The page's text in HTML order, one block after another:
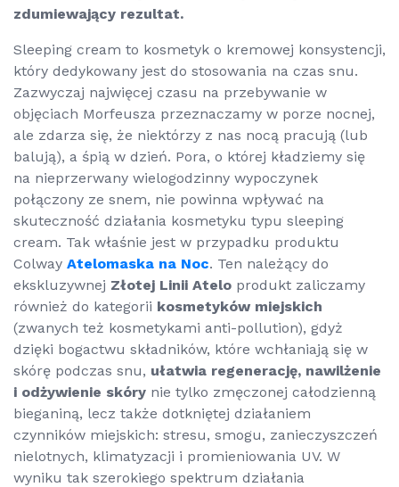
zdumiewający rezultat.
Sleeping cream to kosmetyk o kremowej konsystencji,
który dedykowany jest do stosowania na czas snu.
Zazwyczaj najwięcej czasu na przebywanie w
objęciach Morfeusza przeznaczamy w porze nocnej,
ale zdarza się, że niektórzy z nas nocą pracują (lub
balują), a śpią w dzień. Pora, o której kładziemy się
na nieprzerwany wielogodzinny wypoczynek
połączony ze snem, nie powinna wpływać na
skuteczność działania kosmetyku typu sleeping
cream. Tak właśnie jest w przypadku produktu
Colway Atelomaska na Noc. Ten należący do
ekskluzywnej Złotej Linii Atelo produkt zaliczamy
również do kategorii kosmetyków miejskich
(zwanych też kosmetykami anti-pollution), gdyż
dzięki bogactwu składników, które wchłaniają się w
skórę podczas snu, ułatwia regenerację, nawilżenie
i odżywienie skóry nie tylko zmęczonej całodzienną
bieganiną, lecz także dotkniętej działaniem
czynników miejskich: stresu, smogu, zanieczyszczeń
nielotnych, klimatyzacji i promieniowania UV. W
wyniku tak szerokiego spektrum działania